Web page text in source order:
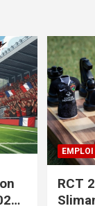
EMPLOI
RCT